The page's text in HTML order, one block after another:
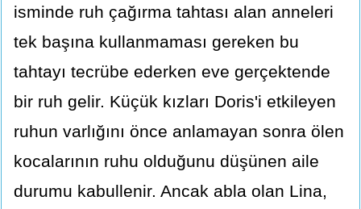
isminde ruh çağırma tahtası alan anneleri
tek başına kullanmaması gereken bu
tahtayı tecrübe ederken eve gerçektende
bir ruh gelir. Küçük kızları Doris'i etkileyen
ruhun varlığını önce anlamayan sonra ölen
kocalarının ruhu olduğunu düşünen aile
durumu kabullenir. Ancak abla olan Lina,